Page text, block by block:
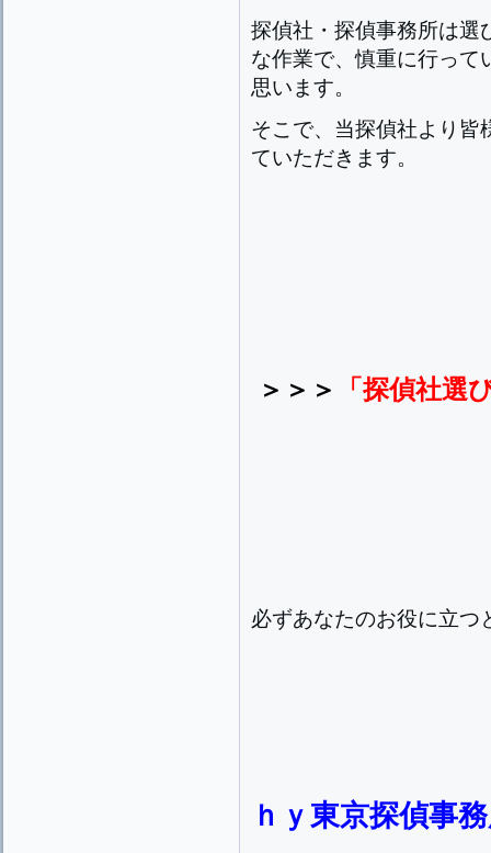
探偵社・探偵事務所は選
な作業で、慎重に行って
思います。
そこで、当探偵社より皆
ていただきます。
＞＞＞ 「探偵社選
必ずあなたのお役に立つ
ｈｙ東京探偵事